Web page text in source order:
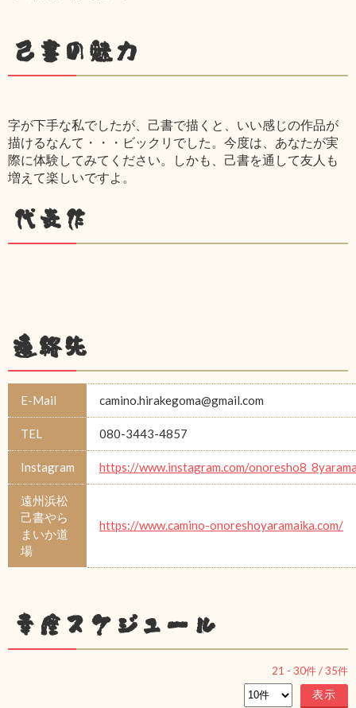
己書の魅力
字が下手な私でしたが、己書で描くと、いい感じの作品が
描けるなんて・・・ビックリでした。今度は、あなたが実
際に体験してみてください。しかも、己書を通して友人も
増えて楽しいですよ。
代表作
連絡先
E-Mail camino.hirakegoma@gmail.com
TEL 080-3443-4857
Instagram https://www.instagram.com/
遠州浜松
己書やら
まいか道
場
https://www.camino-onoreshoyaramaika.com/
幸座スケジュール
21 - 30件 /35件